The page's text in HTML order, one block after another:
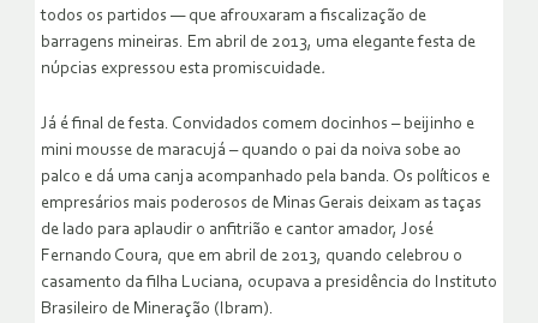
todos os partidos — que afrouxaram a fiscalização de
barragens mineiras. Em abril de 2013, uma elegante festa de
núpcias expressou esta promiscuidade.
Já é final de festa. Convidados comem docinhos – beijinho e
mini mousse de maracujá – quando o pai da noiva sobe ao
palco e dá uma canja acompanhado pela banda. Os políticos e
empresários mais poderosos de Minas Gerais deixam as taças
de lado para aplaudir o anfitrião e cantor amador, José
Fernando Coura, que em abril de 2013, quando celebrou o
casamento da filha Luciana, ocupava a presidência do Instituto
Brasileiro de Mineração (Ibram).